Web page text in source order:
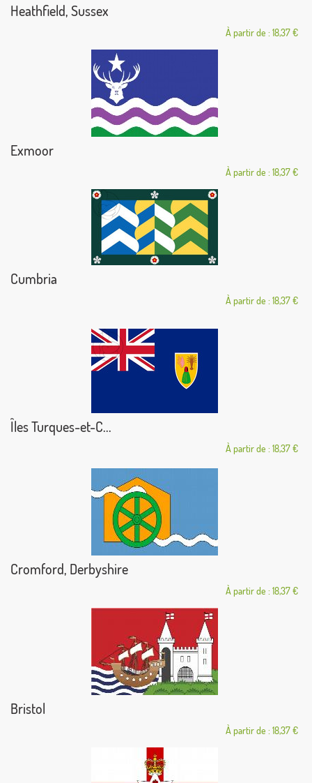
Heathfield, Sussex
À partir de : 18,37 €
Exmoor
À partir de : 18,37 €
Cumbria
À partir de : 18,37 €
Îles Turques-et-C...
À partir de : 18,37 €
Cromford, Derbyshire
À partir de : 18,37 €
Bristol
À partir de : 18,37 €